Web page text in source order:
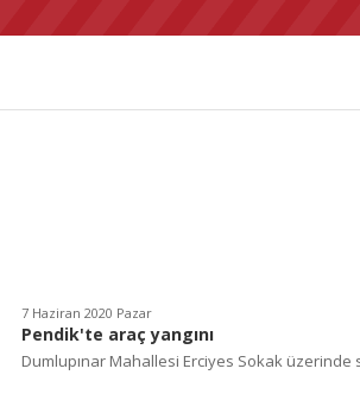
7 Haziran 2020 Pazar
Pendik'te araç yangını
Dumlupınar Mahallesi Erciyes Sokak üzerinde